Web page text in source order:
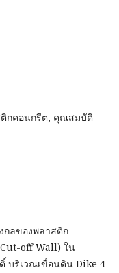
ติกคอนกรีต, คุณสมบัติ
กลของพลาสติก
off Wall) ใน
บริเวณเขื่อนดิน Dike 4